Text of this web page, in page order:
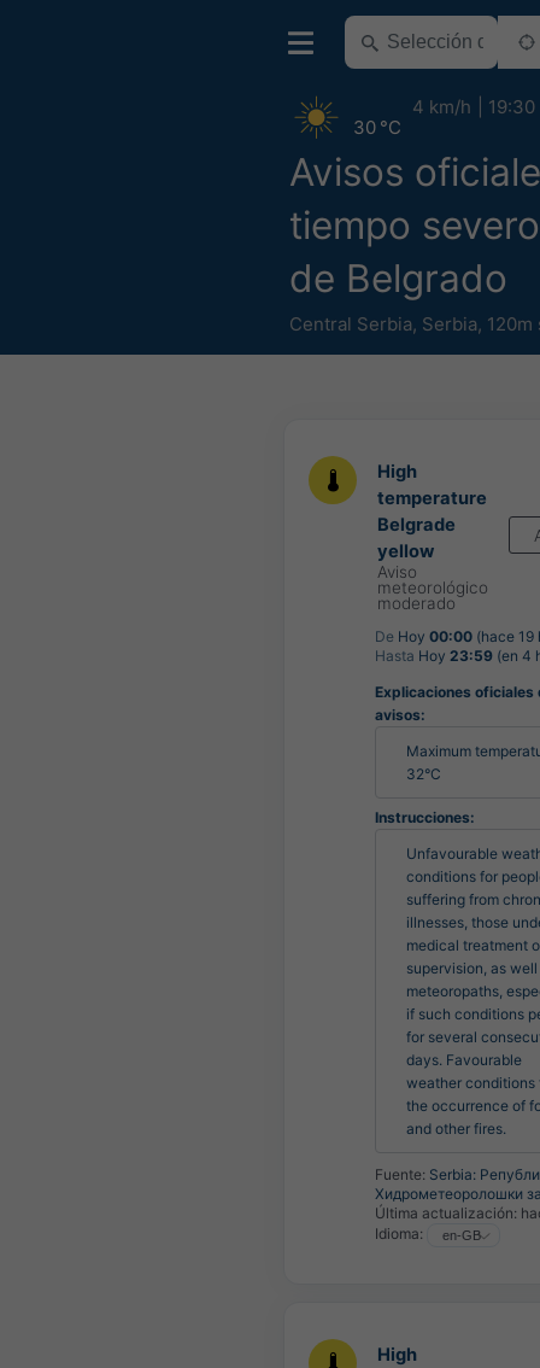
Avisos
tiempo
de Belgrado
Central Serbia, Serbia, 120m
30 °C
4 km/h 19:30
High
temperature
Belgrade
yellow
Aviso
meteorológico
moderado
De Hoy 00:00 (hace 19
Hasta Hoy 23:59 (en 4
Explicaciones oficiales
avisos:
Maximum
32°C
Instrucciones:
Unfavourable
conditions for
suffering from
illnesses, those
medical treatment
supervision, as well
meteoropaths,
if such conditions
for several
days. Favourable
weather conditions
the occurrence of
and other fires.
Fuente: Serbia:
Хидрометеоролошки
Última actualización:
Idioma:
High